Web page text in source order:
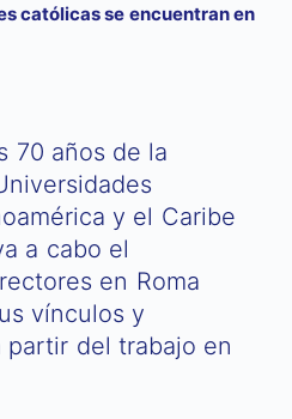
católicas se encuentran en
70 años de la
y el Caribe
a cabo el
en Roma
vínculos y
del trabajo en